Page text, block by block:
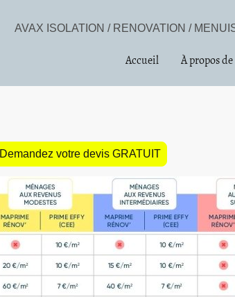
AVAX ISOLATION / RENOVATION /
Accueil À propos
Demandez votre devis GRATUIT